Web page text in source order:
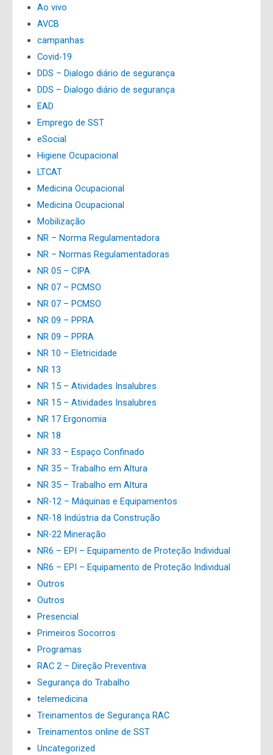
Ao vivo
AVCB
campanhas
Covid-19
DDS – Dialogo diário de segurança
DDS – Dialogo diário de segurança
EAD
Emprego de SST
eSocial
Higiene Ocupacional
LTCAT
Medicina Ocupacional
Medicina Ocupacional
Mobilização
NR – Norma Regulamentadora
NR – Normas Regulamentadoras
NR 05 – CIPA
NR 07 – PCMSO
NR 07 – PCMSO
NR 09 – PPRA
NR 09 – PPRA
NR 10 – Eletricidade
NR 13
NR 15 – Atividades Insalubres
NR 15 – Atividades Insalubres
NR 17 Ergonomia
NR 18
NR 33 – Espaço Confinado
NR 35 – Trabalho em Altura
NR 35 – Trabalho em Altura
NR-12 – Máquinas e Equipamentos
NR-18 Indústria da Construção
NR-22 Mineração
NR6 – EPI – Equipamento de Proteção Individual
NR6 – EPI – Equipamento de Proteção Individual
Outros
Outros
Presencial
Primeiros Socorros
Programas
RAC 2 – Direção Preventiva
Segurança do Trabalho
telemedicina
Treinamentos de Segurança RAC
Treinamentos online de SST
Uncategorized